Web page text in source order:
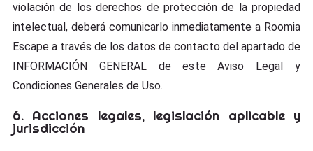
violación de los derechos de protección de la propiedad
intelectual, deberá comunicarlo inmediatamente a Roomia
Escape a través de los datos de contacto del apartado de
INFORMACIÓN GENERAL de este Aviso Legal y
Condiciones Generales de Uso.
6. Acciones legales, legislación aplicable y
jurisdicción